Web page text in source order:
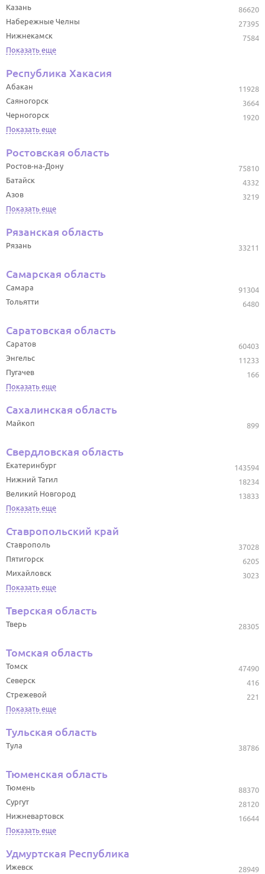
86620
Казань
27395
Набережные Челны
7584
Нижнекамск
Показать еще
Республика Хакасия
11928
Абакан
3664
Саяногорск
1920
Черногорск
Показать еще
Ростовская область
75810
Ростов-на-Дону
4332
Батайск
3219
Азов
Показать еще
Рязанская область
33211
Рязань
Самарская область
91304
Самара
6480
Тольятти
Саратовская область
60403
Саратов
11233
Энгельс
166
Пугачев
Показать еще
Сахалинская область
899
Майкоп
Свердловская область
143594
Екатеринбург
18234
Нижний Тагил
13833
Великий Новгород
Показать еще
Ставропольский край
37028
Ставрополь
6205
Пятигорск
3023
Михайловск
Показать еще
Тверская область
28305
Тверь
Томская область
47490
Томск
416
Северск
221
Стрежевой
Показать еще
Тульская область
38786
Тула
Тюменская область
88370
Тюмень
28120
Сургут
16644
Нижневартовск
Показать еще
Удмуртская Республика
28949
Ижевск